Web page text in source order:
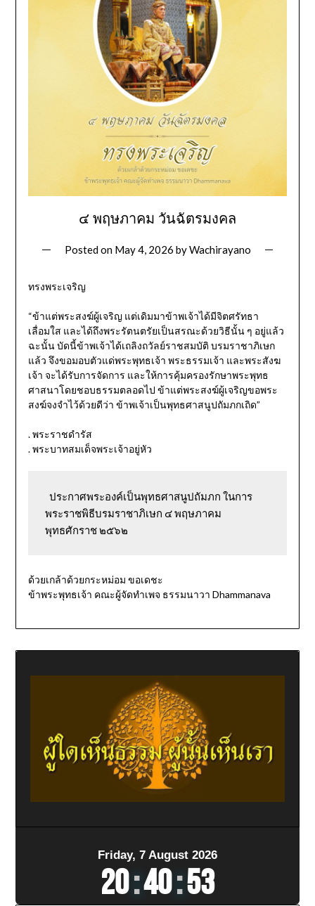
๔ พฤษภาคม วันฉัตรมงคล
Posted on May 4, 2026 byWachirayano
ทรงพระเจริญ
“ข้าแต่พระสงฆ์ผู้เจริญ แต่เดิมมาข้าพเจ้าได้มีจิตศรัทธา
เลื่อมใส และได้ถึงพระรัตนตรัยเป็นสรณะด้วยวิธีนั้น ๆ อยู่แล้ว
ฉะนั้น บัดนี้ข้าพเจ้าได้เถลิงถวัลย์ราชสมบัติ บรมราชาภิเษก
แล้ว จึงขอมอบตัวแด่พระพุทธเจ้า พระธรรมเจ้า และพระสังฆ
เจ้า จะได้รับการจัดการ และให้การคุ้มครองรักษาพระพุทธ
ศาสนาโดยชอบธรรมตลอดไป ข้าแต่พระสงฆ์ผู้เจริญขอพระ
สงฆ์จงจำไว้ด้วยดีว่า ข้าพเจ้าเป็นพุทธศาสนูปถัมภกเถิด”
. พระราชดำรัส
. พระบาทสมเด็จพระเจ้าอยู่หัว
พระราชพิธีบรมราชาภิเษก ๔ พฤษภาคม
พุทธศักราช ๒๕๖๒
ด้วยเกล้าด้วยกระหม่อม ขอเดชะ
ข้าพระพุทธเจ้า คณะผู้จัดทำเพจ ธรรมนาวา Dhammanava
Friday, 7 August 2026
20:40:55